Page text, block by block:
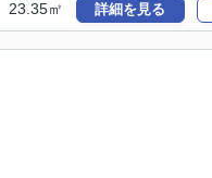
23.35㎡ 詳細を見る